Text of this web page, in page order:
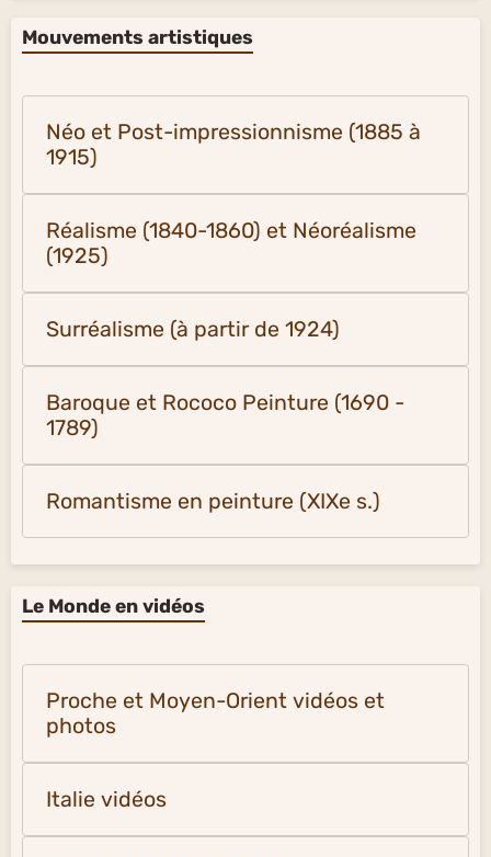
Mouvements artistiques
Néo et Post-impressionnisme (1885 à
1915)
Réalisme (1840-1860) et Néoréalisme
(1925)
Surréalisme (à partir de 1924)
Baroque et Rococo Peinture (1690 -
1789)
Romantisme en peinture (XIXe s.)
Le Monde en vidéos
Proche et Moyen-Orient vidéos et
photos
Italie vidéos